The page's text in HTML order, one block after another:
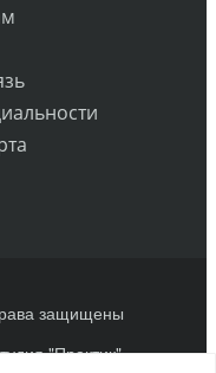
защищены
"Практик"